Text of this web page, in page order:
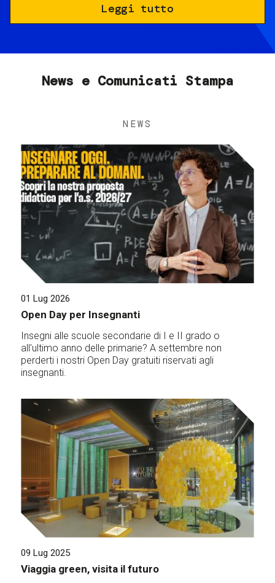
Leggi tutto
News e Comunicati Stampa
NEWS
01 Lug 2026
Open Day per Insegnanti
Insegni alle scuole secondarie di I e II grado o
all'ultimo anno delle primarie? A settembre non
perderti i nostri Open Day gratuiti riservati agli
insegnanti.
09 Lug 2025
Viaggia green, visita il futuro